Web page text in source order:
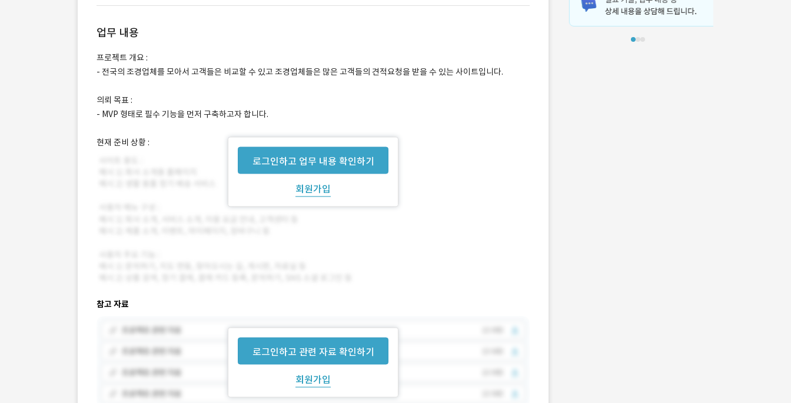
업무 내용
로그인하고 업무 내용 확인하기
회원가입
프로젝트 개요 :
- 전국의 조경업체를 모아서 고객들은 비교할 수 있고 조경업체들은 많은 고객들의 견적요청을 받을 수 있는 사이트입니다.
의뢰 목표 :
- MVP 형태로 필수 기능을 먼저 구축하고자 합니다.
현재 준비 상황 :
참고 자료
로그인하고 관련 자료 확인하기
회원가입